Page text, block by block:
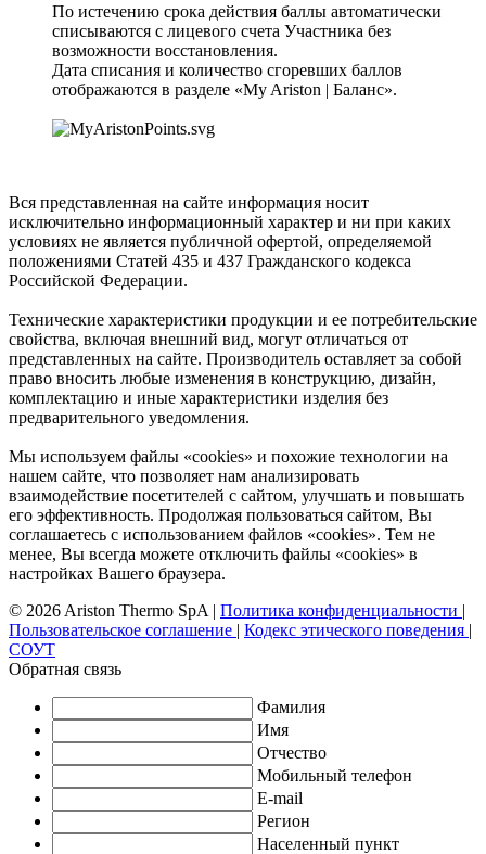
По истечению срока действия баллы автоматически
списываются с лицевого счета Участника без
возможности восстановления.
Дата списания и количество сгоревших баллов
отображаются в разделе «My Ariston | Баланс».
Вся представленная на сайте информация носит
исключительно информационный характер и ни при каких
условиях не является публичной офертой, определяемой
положениями Статей 435 и 437 Гражданского кодекса
Российской Федерации.
Технические характеристики продукции и ее потребительские
свойства, включая внешний вид, могут отличаться от
представленных на сайте. Производитель оставляет за собой
право вносить любые изменения в конструкцию, дизайн,
комплектацию и иные характеристики изделия без
предварительного уведомления.
Мы используем файлы «cookies» и похожие технологии на
нашем сайте, что позволяет нам анализировать
взаимодействие посетителей с сайтом, улучшать и повышать
его эффективность. Продолжая пользоваться сайтом, Вы
соглашаетесь с использованием файлов «cookies». Тем не
менее, Вы всегда можете отключить файлы «cookies» в
настройках Вашего браузера.
© 2026 Ariston Thermo SpA | Политика конфиденциальности |
Пользовательское соглашение | Кодекс этического поведения |
СОУТ
Обратная связь
Фамилия
Имя
Отчество
Мобильный телефон
E-mail
Регион
Населенный пункт